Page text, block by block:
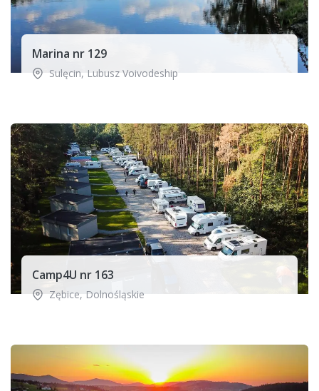
Marina nr 129
Sulęcin, Lubusz Voivodeship
Camp4U nr 163
Zębice, Dolnośląskie